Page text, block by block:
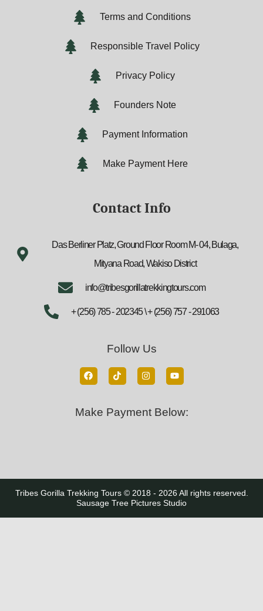
Terms and Conditions
Responsible Travel Policy
Privacy Policy
Founders Note
Payment Information
Make Payment Here
Contact Info
Das Berliner Platz, Ground Floor Room M- 04, Bulaga,
Mityana Road, Wakiso District
info@tribesgorillatrekkingtours.com
+ (256) 785 - 202345 \ + (256) 757 - 291063
Follow Us
Make Payment Below:
Tribes Gorilla Trekking Tours © 2018 - 2026 All rights reserved.
Sausage Tree Pictures Studio